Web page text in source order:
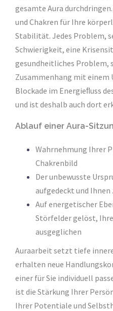
gesamte Aura
und Chakren für Ihre
Stabilität. Jedes Problem,
Schwierigkeit, eine
gesundheitliches Problem,
Zusammenhang mit einem
Blockade im Energieﬂuss
und ist deshalb auch dort
Ablauf einer Aura-
Wahrnehmung Ihrer
Chakrenbild
Der unbewusste
aufgedeckt und
Auf energetischer
Störfelder gelöst,
ausgeglichen
Auraarbeit setzt tiefe
erhalten neue
einer für Sie individuell
ist die Stärkung Ihrer
Ihrer Potentiale und